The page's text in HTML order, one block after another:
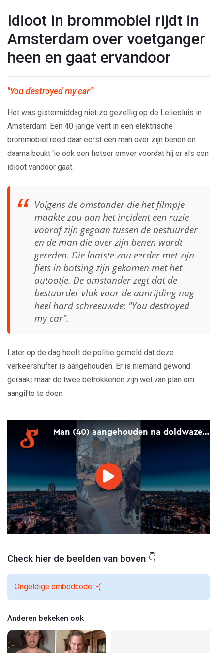
Idioot in brommobiel rijdt in
Amsterdam over voetganger
heen en gaat ervandoor
"You destroyed my car"
Het was gistermiddag niet zo gezellig op de Leliesluis in
Amsterdam. Een 40-jarige vent in een elektrische
brommobiel reed daar eerst een man over zijn benen en
daarna beukt 'ie ook een fietser omver voordat hij er als een
idioot vandoor gaat.
Volgens de omstander die het filmpje
maakte zou aan het incident een ruzie
vooraf zijn gegaan tussen de bestuurder
en de man die over zijn benen wordt
gereden. Die laatste zou eerder met zijn
fiets in botsing zijn gekomen met het
autootje. De omstander zegt dat de
bestuurder vlak voor de aanrijding nog
heel hard schreeuwde: "You destroyed
my car".
Later op de dag heeft de politie gemeld dat deze
verkeershufter is aangehouden. Er is niemand gewond
geraakt maar de twee betrokkenen zijn wel van plan om
aangifte te doen.
Check hier de beelden van boven 👇
Ongeldige embedcode :-(
Anderen bekeken ook